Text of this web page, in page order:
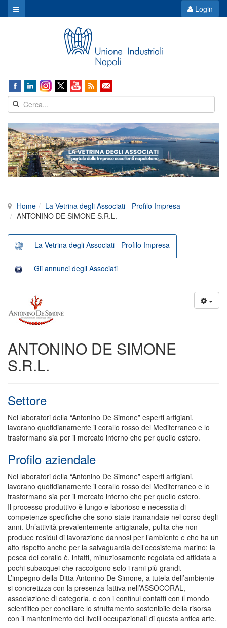
Login
Home
La Vetrina degli Associati - Profilo Impresa
ANTONINO DE SIMONE S.R.L.
La Vetrina degli Associati - Profilo Impresa
Gli annunci degli Associati
ANTONINO DE SIMONE
S.R.L.
Settore
Nei laboratori della “Antonino De Simone” esperti artigiani,
lavorano quotidianamente il corallo rosso del Mediterraneo e lo
trasformano sia per il mercato interno che per quello estero.
Profilo aziendale
Nei laboratori della “Antonino De Simone” esperti artigiani,
lavorano quotidianamente il corallo rosso del Mediterraneo e lo
trasformano sia per il mercato interno che per quello estero.
Il processo produttivo è lungo e laborioso e necessita di
competenze specifiche che sono state tramandate nel corso degli
anni. Un’attività prevalentemente artigianale, pulita che non
produce residui di lavorazione dannosi per l’ambiente e che ha un
alto rispetto anche per la salvaguardia dell’ecosistema marino; la
pesca del corallo è, infatti, minuziosamente regolata ed affidata a
pochi subacquei che raccolgono solo i rami più grandi.
L’impegno della Ditta Antonino De Simone, a tutela dell’ambiente
si concretizza con la presenza fattiva nell’ASSOCORAL,
associazione di categoria, e con i continui contatti con il mondo
scientifico per conciliare lo sfruttamento sostenibile della risorsa
con il mantenimento dei livelli occupazionali di questa antica arte.